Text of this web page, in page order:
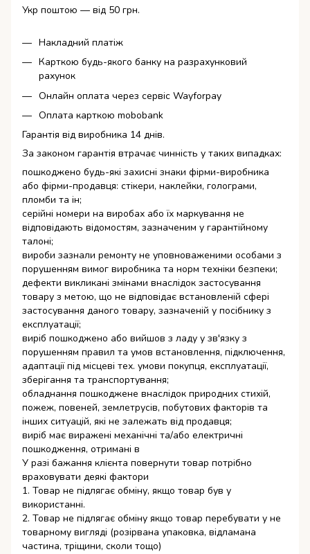
Укр поштою — від 50 грн.
Накладний платіж
Карткою будь-якого банку на разрахунковий
рахунок
Онлайн оплата через сервіс Wayforpay
Оплата карткою mobobank
Гарантія від виробника 14 днів.
За законом гарантія втрачає чинність у таких випадках:
пошкоджено будь-які захисні знаки фірми-виробника
або фірми-продавця: стікери, наклейки, голограми,
пломби та ін;
серійні номери на виробах або їх маркування не
відповідають відомостям, зазначеним у гарантійному
талоні;
вироби зазнали ремонту не уповноваженими особами з
порушенням вимог виробника та норм техніки безпеки;
дефекти викликані змінами внаслідок застосування
товару з метою, що не відповідає встановленій сфері
застосування даного товару, зазначеній у посібнику з
експлуатації;
виріб пошкоджено або вийшов з ладу у зв'язку з
порушенням правил та умов встановлення, підключення,
адаптації під місцеві тех. умови покупця, експлуатації,
зберігання та транспортування;
обладнання пошкоджене внаслідок природних стихій,
пожеж, повеней, землетрусів, побутових факторів та
інших ситуацій, які не залежать від продавця;
виріб має виражені механічні та/або електричні
пошкодження, отримані в
У разі бажання клієнта повернути товар потрібно
враховувати деякі фактори
1. Товар не підлягає обміну, якщо товар був у
використанні.
2. Товар не підлягає обміну якщо товар перебувати у не
товарному вигляді (розірвана упаковка, відламана
частина, тріщини, сколи тощо)